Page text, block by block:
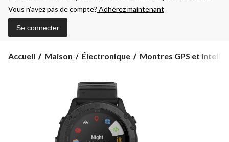
Vous n’avez pas de compte? Adhérez maintenant
Se connecter
Accueil Maison Électronique Montres GPS et